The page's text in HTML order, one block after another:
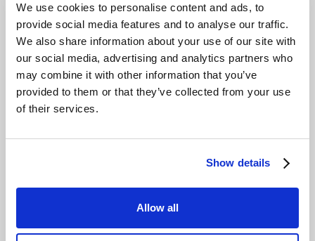
We use cookies to personalise content and ads, to
provide social media features and to analyse our traffic.
We also share information about your use of our site with
our social media, advertising and analytics partners who
may combine it with other information that you’ve
provided to them or that they’ve collected from your use
of their services.
Show details
Allow all
compatibiliteit, garandeert een naadloze integratie met
uw bestaande tools. Applicaties en back-upsoftware
zoals Veeam, Synology of NovaBackup werken zonder
Een migratie vereist geen enkele
herschrijving van code
, wat de overstaptijd van weken
naar dagen reduceert. De S3-standaard is de de facto
De voordelen van deze aanpak zijn direct merkbaar in
kritische use cases. Denk aan het direct kunnen
15 minuten starten van een volledige restore na een
ransomware-aanval. Deze performance is een
kernonderdeel van een veerkrachtige IT-strategie.